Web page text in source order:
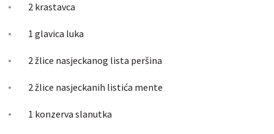
2 krastavca
1 glavica luka
2 žlice nasjeckanog lista peršina
2 žlice nasjeckanih listića mente
1 konzerva slanutka